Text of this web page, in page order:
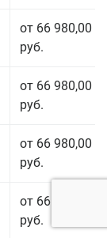
от 66 980,00
руб.
от 66 980,00
руб.
от 66 980,00
руб.
от 66 980,00
руб.